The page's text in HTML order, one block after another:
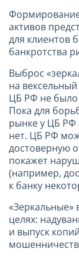
активов
для клиентов
банкротства
Выброс
на
ЦБ РФ не было
Пока для
рынке у ЦБ РФ
нет. ЦБ РФ
достоверную
покажет
(например,
к банку
«Зеркальные»
целях:
и выпуск